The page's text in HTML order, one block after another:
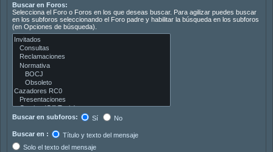
Buscar en Foros:
Selecciona el Foro o Foros en los que deseas buscar. Para agilizar puedes buscar
en los subforos seleccionando el Foro padre y habilitar la búsqueda en los subforos
(en Opciones de búsqueda).
Buscar en subforos: Sí No
Buscar en :
Título y texto del mensaje
Solo el texto del mensaje